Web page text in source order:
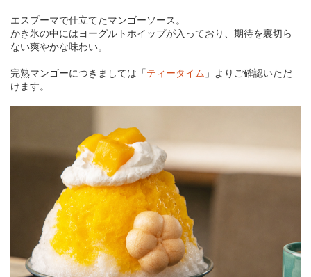
エスプーマで仕立てたマンゴーソース。
かき氷の中にはヨーグルトホイップが入っており、期待を裏切ら
ない爽やかな味わい。
完熟マンゴーにつきましては「ティータイム 」よりご確認いただ
けます。